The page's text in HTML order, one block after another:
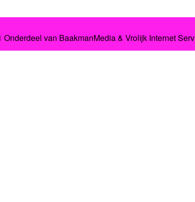
Onderdeel van BaakmanMedia& Vrolijk Internet